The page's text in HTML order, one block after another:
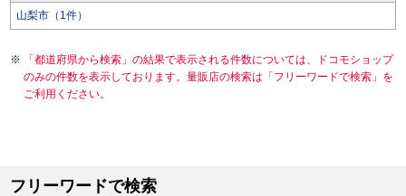
山梨市（1件）
「都道府県から検索」の結果で表示される件数については、ドコモショップ
のみの件数を表示しております。量販店の検索は「フリーワードで検索」を
ご利用ください。
フリーワードで検索